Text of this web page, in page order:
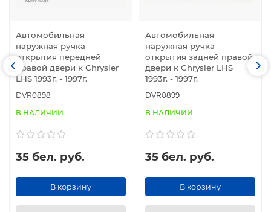
Автомобильная
наружная ручка
открытия передней
правой двери к Chrysler
LHS 1993г. - 1997г.
DVR0898
В НАЛИЧИИ
35 бел. руб.
В корзину
Автомобильная
наружная ручка
открытия задней правой
двери к Chrysler LHS
1993г. - 1997г.
DVR0899
В НАЛИЧИИ
35 бел. руб.
В корзину